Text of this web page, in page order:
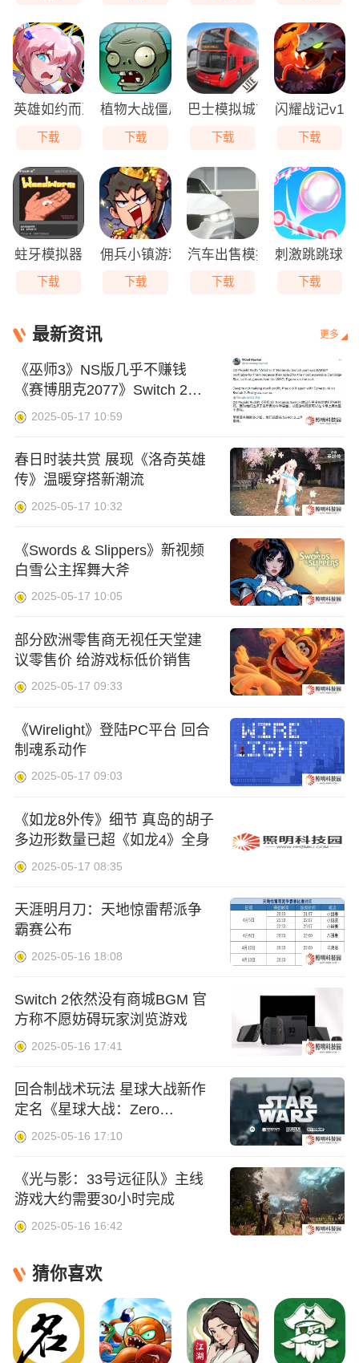
英雄如约而至v7.6.332安卓版
下载
植物大战僵尸Free
下载
巴士模拟城市之旅
下载
闪耀战记v1.0
下载
蛀牙模拟器
下载
佣兵小镇游戏
下载
汽车出售模拟器
下载
刺激跳跳球
下载
最新资讯 更多
《巫师3》NS版几乎不赚钱
《赛博朋克2077》Switch 2版
截图2025-05-17 10:59
春日时装共赏 展现《洛奇英雄
传》温暖穿搭新潮流
2025-05-17 10:32
《Swords & Slippers》新视频
白雪公主挥舞大斧
2025-05-17 10:05
部分欧洲零售商无视任天堂建
议零售价 给游戏标低价销售
2025-05-17 09:33
《Wirelight》登陆PC平台 回合
制魂系动作
2025-05-17 09:03
《如龙8外传》细节 真岛的胡子
多边形数量已超《如龙4》全身
2025-05-17 08:35
天涯明月刀：天地惊雷帮派争
霸赛公布
2025-05-16 18:08
Switch 2依然没有商城BGM 官
方称不愿妨碍玩家浏览游戏
2025-05-16 17:41
回合制战术玩法 星球大战新作
定名《星球大战：Zero
Company》
2025-05-16 17:10
《光与影：33号远征队》主线
游戏大约需要30小时完成
2025-05-16 16:42
猜你喜欢